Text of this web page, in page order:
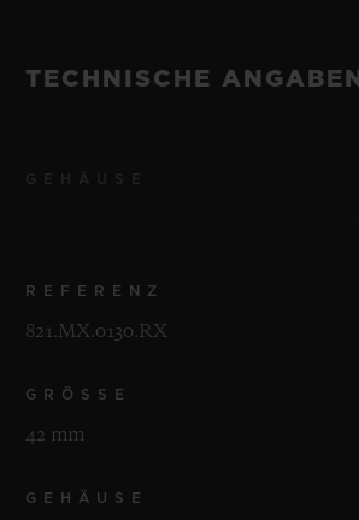
TECHNISCHE ANGABEN
REFERENZ
821.MX.0130.RX
GRÖSSE
42 mm
GEHÄUSE